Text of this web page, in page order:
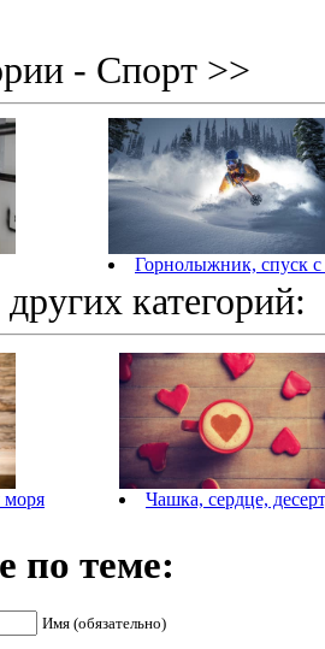
- Спорт >>
Горнолыжник, спуск
категорий:
моря Чашка, сердце,
по теме:
Имя (обязательно)